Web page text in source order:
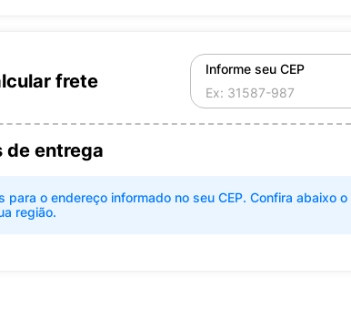
frete
Informe seu CEP
de entrega
para o endereço informado no seu CEP. Confira abaixo
região.